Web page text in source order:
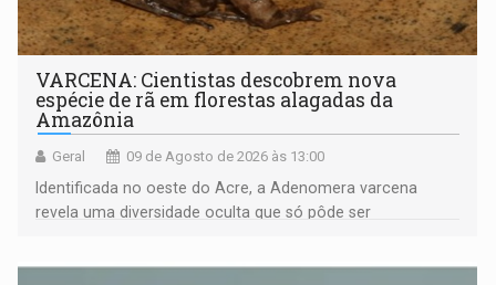
VARCENA: Cientistas descobrem nova
espécie de rã em florestas alagadas da
Amazônia
Geral 09 de Agosto de 2026 às 13:00
Identificada no oeste do Acre, a Adenomera varcena
revela uma diversidade oculta que só pôde ser